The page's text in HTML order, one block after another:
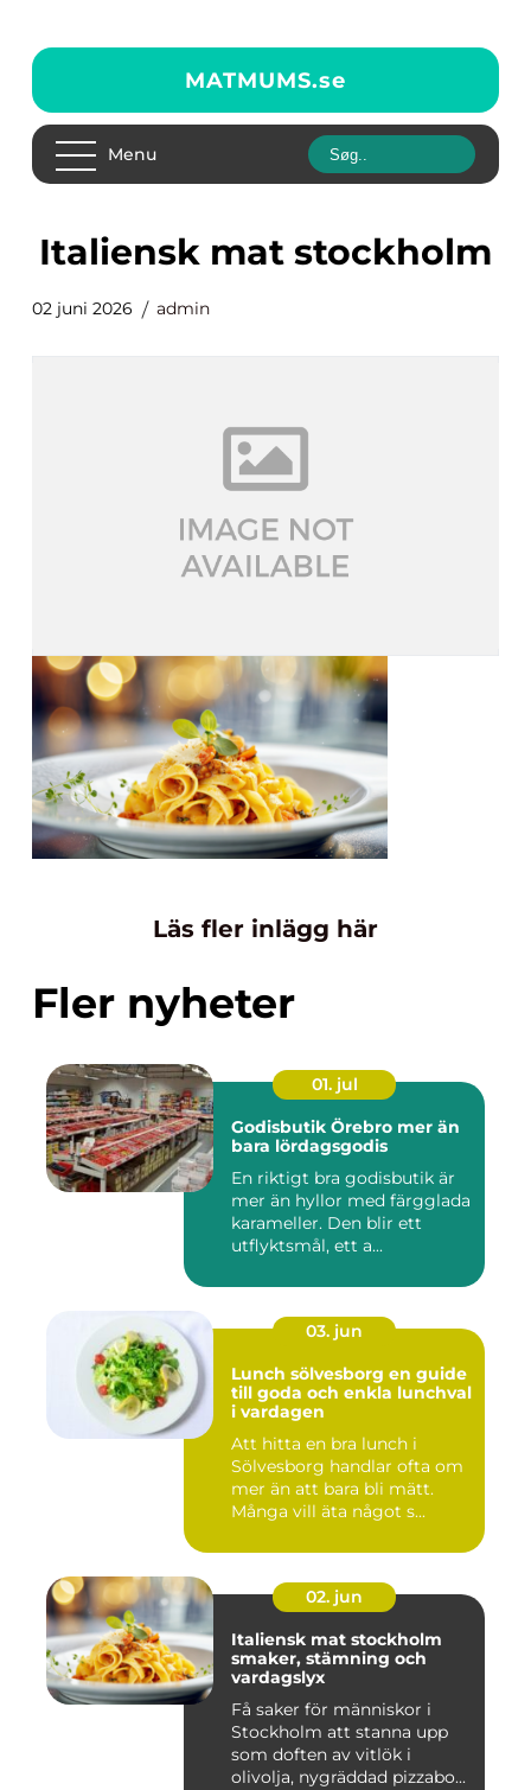
MATMUMS.se
Menu
italiensk mat stockholm
02 juni 2026 admin
Läs fler inlägg här
Fler nyheter
01. jul
Godisbutik Örebro mer än
bara lördagsgodis
En riktigt bra godisbutik är
mer än hyllor med färgglada
karameller. Den blir ett
utflyktsmål, ett a...
03. jun
Lunch sölvesborg en guide
till goda och enkla lunchval
i vardagen
Att hitta en bra lunch i
Sölvesborg handlar ofta om
mer än att bara bli mätt.
Många vill äta något s...
02. jun
Italiensk mat stockholm
smaker, stämning och
vardagslyx
Få saker för människor i
Stockholm att stanna upp
som doften av vitlök i
olivolja, nygräddad pizzabo...